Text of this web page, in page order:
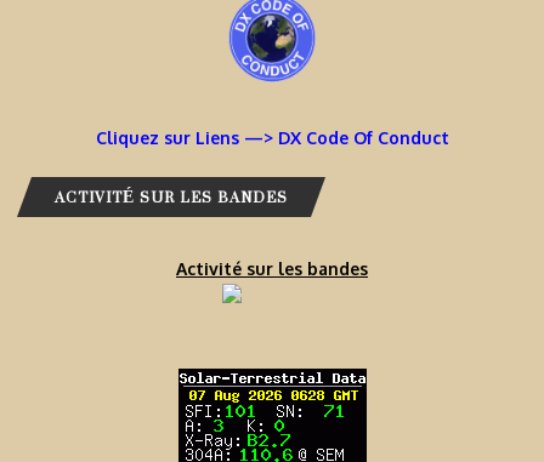
Cliquez sur Liens —> DX Code Of Conduct
ACTIVITÉ SUR LES BANDES
Activité sur les bandes